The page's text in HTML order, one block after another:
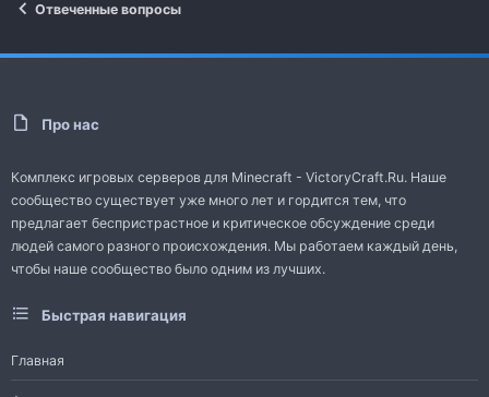
Отвеченные вопросы
Про нас
Комплекс игровых серверов для Minecraft - VictoryCraft.Ru. Наше
сообщество существует уже много лет и гордится тем, что
предлагает беспристрастное и критическое обсуждение среди
людей самого разного происхождения. Мы работаем каждый день,
чтобы наше сообщество было одним из лучших.
Быстрая навигация
Главная